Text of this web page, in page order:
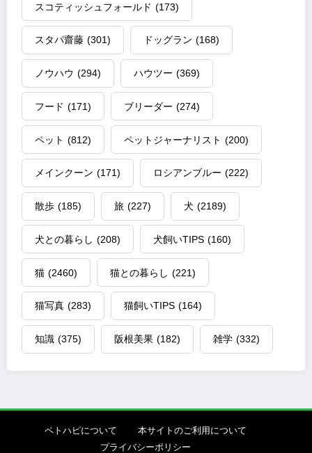
スコティッシュフォールド (173)
スタパ齋藤 (301) ドッグラン (168)
ノウハウ (294) ハウツー (369)
フード (171) ブリーダー (274)
ペット (812) ペットジャーナリスト (200)
メインクーン (171) ロシアンブルー (222)
散歩 (185) 旅 (227) 犬 (2189)
犬との暮らし (208) 犬飼いTIPS (160)
猫 (2460) 猫との暮らし (221)
猫写真 (283) 猫飼いTIPS (164)
知識 (375) 阪根美果 (182) 雑学 (332)
ペトハピについて
本サイトのご利用について
プライバシーポリシー